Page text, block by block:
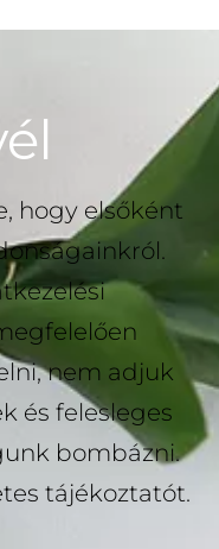
hogy elsőként
nem adjuk
és felesleges
bombázni.
tájékoztatót.